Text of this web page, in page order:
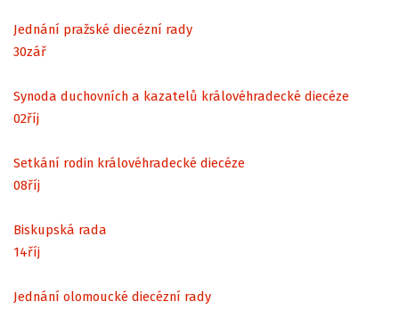
Jednání pražské diecézní rady
30zář
Synoda duchovních a kazatelů královéhradecké diecéze
02říj
Setkání rodin královéhradecké diecéze
08říj
Biskupská rada
14říj
Jednání olomoucké diecézní rady